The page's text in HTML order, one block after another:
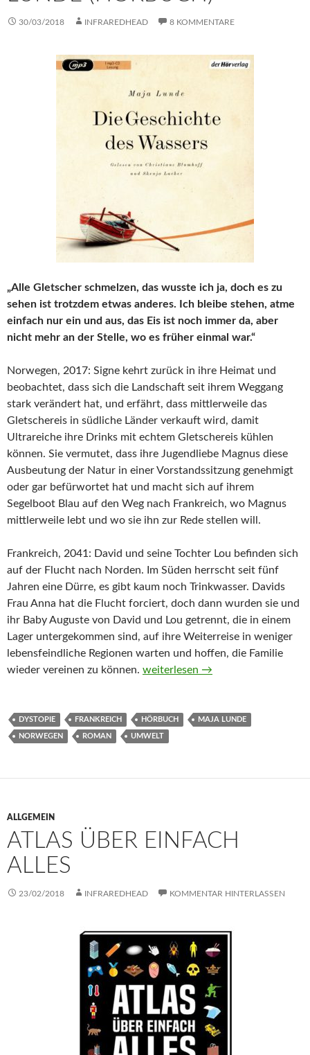
30/03/2018 INFRAREDHEAD 8 KOMMENTARE
„Alle Gletscher schmelzen, das wusste ich ja, doch es zu
sehen ist trotzdem etwas anderes. Ich bleibe stehen, atme
einfach nur ein und aus, das Eis ist noch immer da, aber
nicht mehr an der Stelle, wo es früher einmal war.“
Norwegen, 2017: Signe kehrt zurück in ihre Heimat und
beobachtet, dass sich die Landschaft seit ihrem Weggang
stark verändert hat, und erfährt, dass mittlerweile das
Gletschereis in südliche Länder verkauft wird, damit
Ultrareiche ihre Drinks mit echtem Gletschereis kühlen
können. Sie vermutet, dass ihre Jugendliebe Magnus diese
Ausbeutung der Natur in einer Vorstandssitzung genehmigt
oder gar befürwortet hat und macht sich auf ihrem
Segelboot Blau auf den Weg nach Frankreich, wo Magnus
mittlerweile lebt und wo sie ihn zur Rede stellen will.
Frankreich, 2041: David und seine Tochter Lou befinden sich
auf der Flucht nach Norden. Im Süden herrscht seit fünf
Jahren eine Dürre, es gibt kaum noch Trinkwasser. Davids
Frau Anna hat die Flucht forciert, doch dann wurden sie und
ihr Baby Auguste von David und Lou getrennt, die in einem
Lager untergekommen sind, auf ihre Weiterreise in weniger
lebensfeindliche Regionen warten und hoffen, die Familie
wieder vereinen zu können. Die Geschichte des Wassers von
weiterlesen →
DYSTOPIE FRANKREICH HÖRBUCH MAJA LUNDE
NORWEGEN ROMAN UMWELT
ALLGEMEIN
ATLAS ÜBER EINFACH
ALLES
23/02/2018 INFRAREDHEAD KOMMENTAR HINTERLASSEN